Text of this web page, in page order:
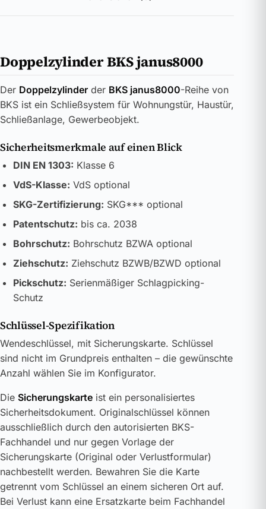
Doppelzylinder BKS janus8000
Der Doppelzylinder der BKS janus8000-Reihe von
BKS ist ein Schließsystem für Wohnungstür, Haustür,
Schließanlage, Gewerbeobjekt.
Sicherheitsmerkmale auf einen Blick
DIN EN 1303: Klasse 6
VdS-Klasse: VdS optional
SKG-Zertifizierung: SKG*** optional
Patentschutz: bis ca. 2038
Bohrschutz: Bohrschutz BZWA optional
Ziehschutz: Ziehschutz BZWB/BZWD optional
Pickschutz: Serienmäßiger Schlagpicking-
Schutz
Schlüssel-Spezifikation
Wendeschlüssel, mit Sicherungskarte. Schlüssel
sind nicht im Grundpreis enthalten – die gewünschte
Anzahl wählen Sie im Konfigurator.
Die Sicherungskarte ist ein personalisiertes
Sicherheitsdokument. Originalschlüssel können
ausschließlich durch den autorisierten BKS-
Fachhandel und nur gegen Vorlage der
Sicherungskarte (Original oder Verlustformular)
nachbestellt werden. Bewahren Sie die Karte
getrennt vom Schlüssel an einem sicheren Ort auf.
Bei Verlust kann eine Ersatzkarte beim Fachhandel